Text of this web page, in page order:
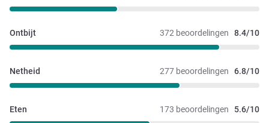
372 beoordelingen 8.4/10
Ontbijt
277 beoordelingen 6.8/10
Netheid
173 beoordelingen 5.6/10
Eten